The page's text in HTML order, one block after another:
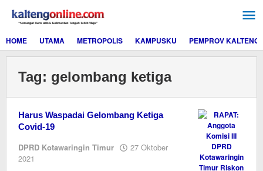
konten
HOME
UTAMA METROPOLIS KAMPUSKU PEMPROV KALTENG
Tag: gelombang ketiga
Harus Waspadai Gelombang Ketiga
Covid-19
DPRD Kotawaringin Timur
27 Oktober
2021